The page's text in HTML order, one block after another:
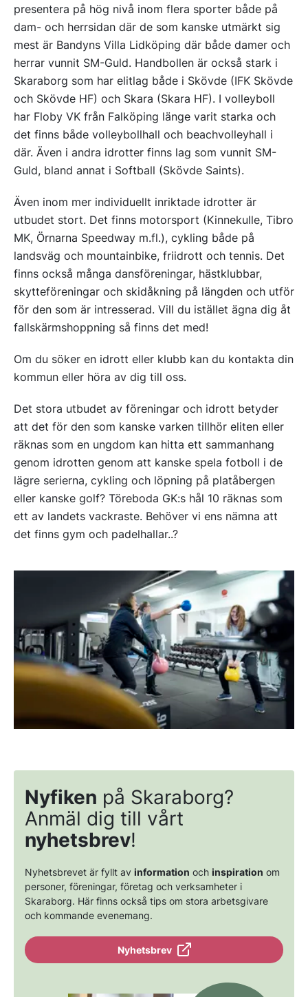
presentera på hög nivå inom flera sporter både på
dam- och herrsidan där de som kanske utmärkt sig
mest är Bandyns Villa Lidköping där både damer och
herrar vunnit SM-Guld. Handbollen är också stark i
Skaraborg som har elitlag både i Skövde (IFK Skövde
och Skövde HF) och Skara (Skara HF). I volleyboll
har Floby VK från Falköping länge varit starka och
det finns både volleybollhall och beachvolleyhall i
där. Även i andra idrotter finns lag som vunnit SM-
Guld, bland annat i Softball (Skövde Saints).
Även inom mer individuellt inriktade idrotter är
utbudet stort. Det finns motorsport (Kinnekulle, Tibro
MK, Örnarna Speedway m.fl.), cykling både på
landsväg och mountainbike, friidrott och tennis. Det
finns också många dansföreningar, hästklubbar,
skytteföreningar och skidåkning på längden och utför
för den som är intresserad. Vill du istället ägna dig åt
fallskärmshoppning så finns det med!
Om du söker en idrott eller klubb kan du kontakta din
kommun eller höra av dig till oss.
Det stora utbudet av föreningar och idrott betyder
att det för den som kanske varken tillhör eliten eller
räknas som en ungdom kan hitta ett sammanhang
genom idrotten genom att kanske spela fotboll i de
lägre serierna, cykling och löpning på platåbergen
eller kanske golf? Töreboda GK:s hål 10 räknas som
ett av landets vackraste. Behöver vi ens nämna att
det finns gym och padelhallar..?
Nyfiken på Skaraborg?
Anmäl dig till vårt
nyhetsbrev!
Nyhetsbrevet är fyllt av information och inspiration om
personer, föreningar, företag och verksamheter i
Skaraborg. Här finns också tips om stora arbetsgivare
och kommande evenemang.
Nyhetsbrev